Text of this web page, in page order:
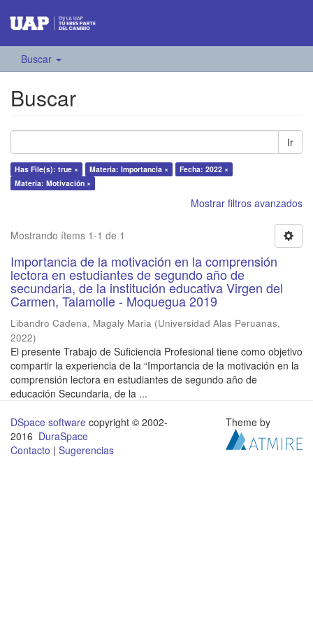
Buscar
Buscar
Ir
Has File(s): true × Materia: Importancia ×
Fecha: 2022 ×
Materia: Motivación ×
Mostrar filtros avanzados
Mostrando ítems 1-1 de 1
Importancia de la motivación en la comprensión
lectora en estudiantes de segundo año de
secundaria, de la institución educativa Virgen del
Carmen, Talamolle - Moquegua 2019
Libandro Cadena, Magaly Maria (Universidad Alas Peruanas,
2022)
El presente Trabajo de Suficiencia Profesional tiene como objetivo
compartir la experiencia de la “Importancia de la motivación en la
comprensión lectora en estudiantes de segundo año de
educación Secundaria, de la ...
DSpace software copyright © 2002-
2016 DuraSpace
Contacto | Sugerencias
Theme by